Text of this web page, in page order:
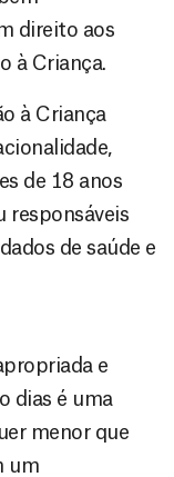
direito aos
à Criança.
à Criança
de 18 anos
responsáveis
de saúde e
e
dias é uma
menor que
um